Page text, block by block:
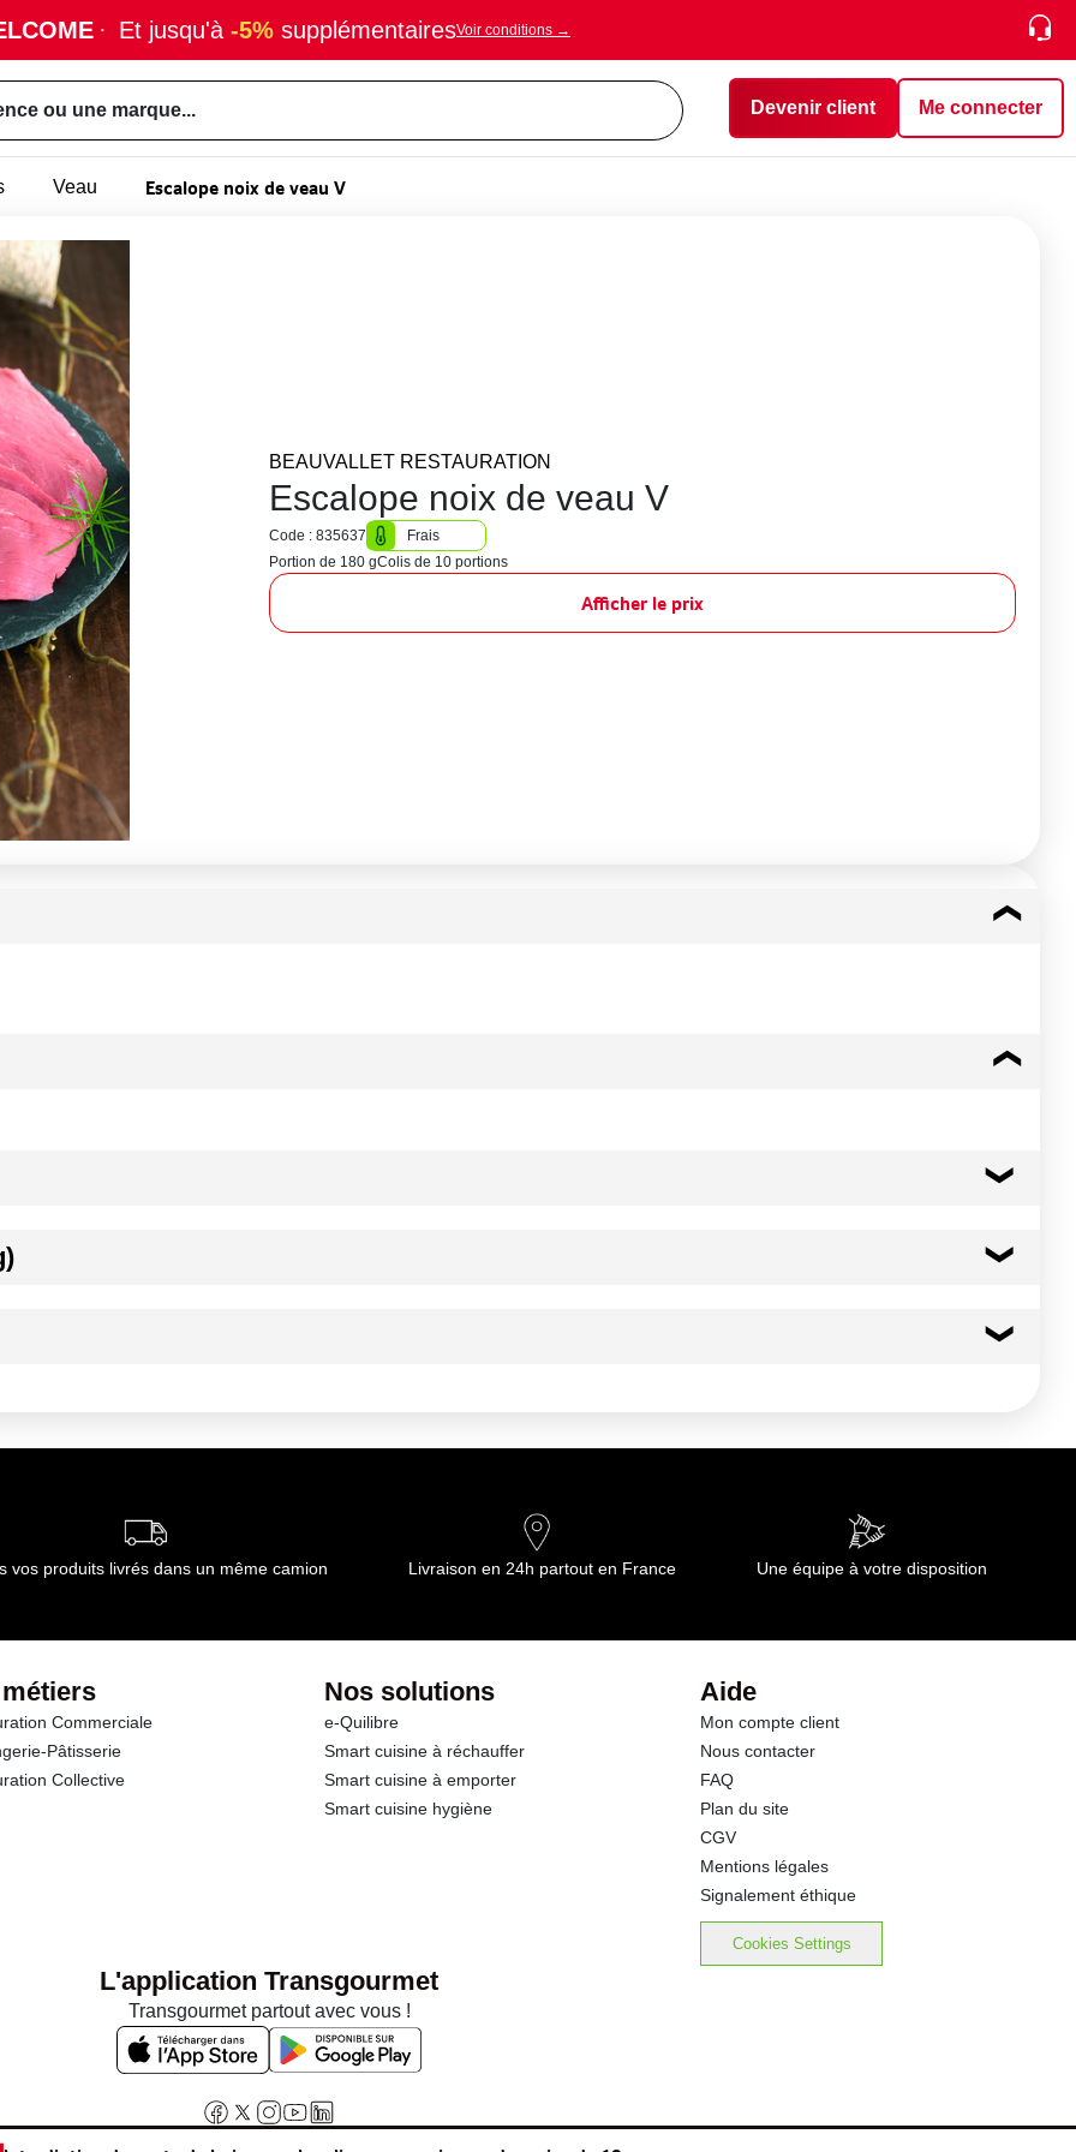
· Et jusqu'à -5% supplémentairesVoir conditions →
ou une marque... Devenir client Me connecter
Veau Escalope noix de veau V
BEAUVALLET RESTAURATION
Escalope noix de veau V
Code : 835637
Frais
Portion de 180 gColis de 10 portions
Afficher le prix
de Transgourmet Opérations
vos produits livrés dans un même camion Livraison en 24h partout en France Une équipe à votre disposition
Commerciale
Pâtisserie
Collective
Nos solutions
e-Quilibre
Smart cuisine à réchauffer
Smart cuisine à emporter
Smart cuisine hygiène
Aide
Mon compte client
Nous contacter
FAQ
Plan du site
CGV
Mentions légales
Signalement éthique
Cookies Settings
L'application Transgourmet
Transgourmet partout avec vous !